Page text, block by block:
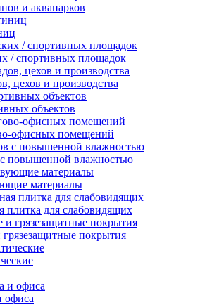
и аквапарков
/ спортивных площадок
цехов и производства
объектов
офисных помещений
повышенной влажностью
материалы
плитка для слабовидящих
покрытия
офиса